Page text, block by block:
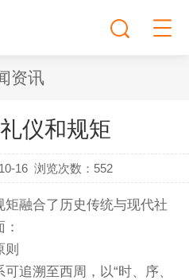
资讯
仪和规矩
16 浏览次数： 552
融合了历史传统与现代社
则
溯至西周，以“时、序、